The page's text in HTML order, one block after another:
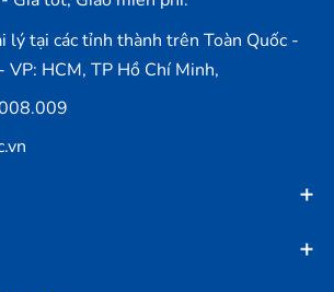
lý tại các tỉnh thành trên Toàn Quốc -
VP: HCM, TP Hồ Chí Minh,